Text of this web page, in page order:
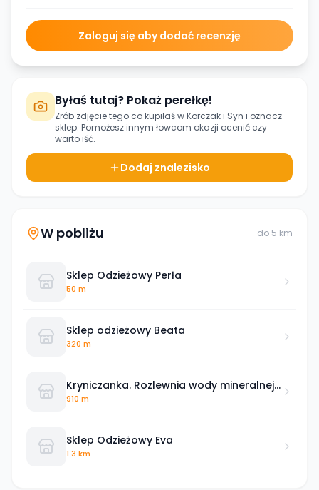
Zaloguj się aby dodać recenzję
Byłaś tutaj? Pokaż perełkę!
Zrób zdjęcie tego co kupiłaś wKorczak i Syn i oznacz
sklep. Pomożesz innym łowcom okazji ocenić czy
warto iść.
Dodaj znalezisko
W pobliżu do 5 km
Sklep Odzieżowy Perła
50 m
Sklep odzieżowy Beata
320 m
Kryniczanka. Rozlewnia wody mineralnej.
Sklep firmowy 24h.
910 m
Sklep Odzieżowy Eva
1.3 km